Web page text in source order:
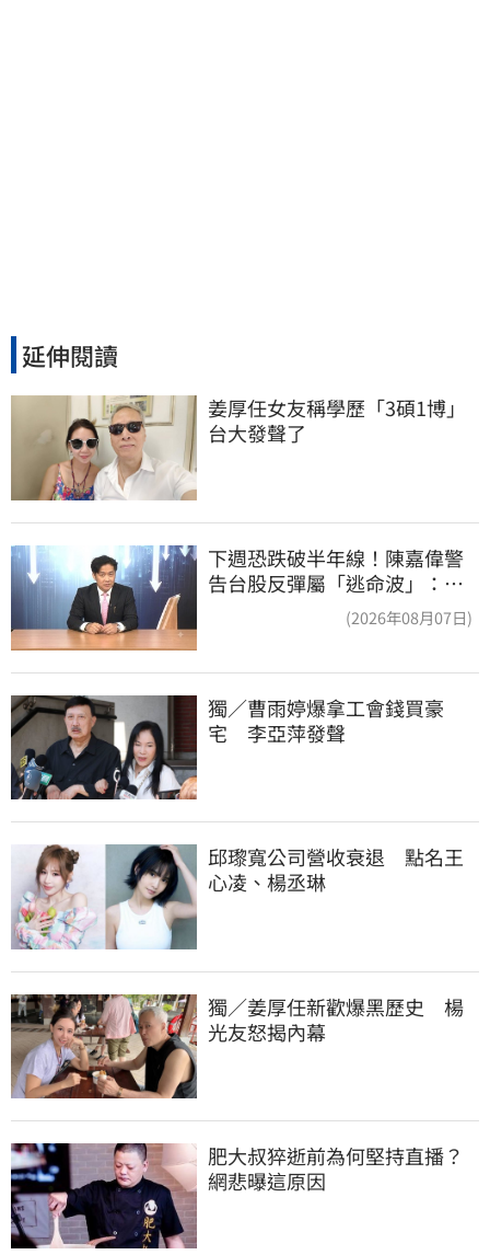
延伸閱讀
姜厚任女友稱學歷「3碩1博」
台大發聲了
下週恐跌破半年線！陳嘉偉警
告台股反彈屬「逃命波」：空
(2026年08月07日)
獨／曹雨婷爆拿工會錢買豪
宅　李亞萍發聲
邱瓈寬公司營收衰退　點名王
心凌、楊丞琳
獨／姜厚任新歡爆黑歷史　楊
光友怒揭內幕
肥大叔猝逝前為何堅持直播？
網悲曝這原因